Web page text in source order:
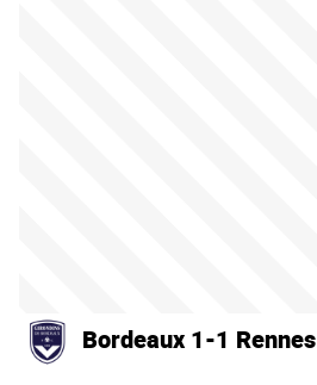
Bordeaux 1-1 Rennes